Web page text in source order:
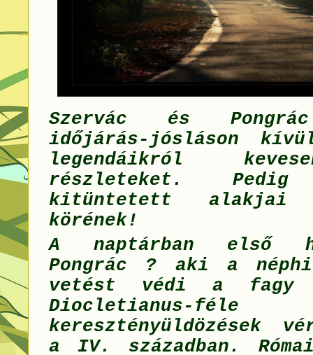
Szervác és
időjárás-jósláson
legendáikról
részleteket. Pedig
kitüntetett alakjai
körének!
A naptárban első
Pongrác ? aki a
vetést védi a
Diocletianus-féle
keresztényüldözések
a IV. században.